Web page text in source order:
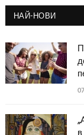
НАЙ-НОВИ